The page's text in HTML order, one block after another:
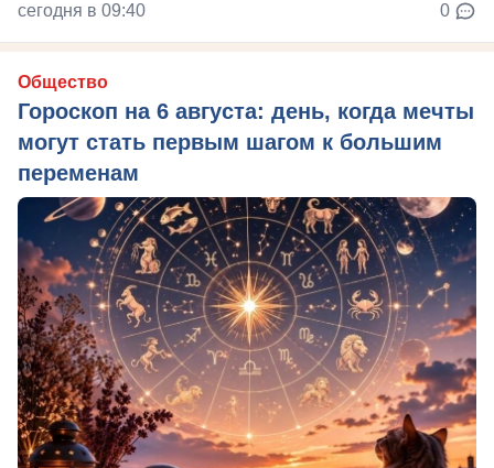
сегодня в 09:40 0
Общество
Гороскоп на 6 августа: день, когда мечты
могут стать первым шагом к большим
переменам